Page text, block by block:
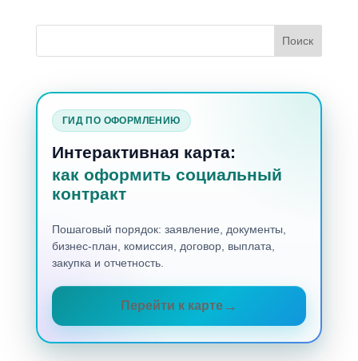
ГИД ПО ОФОРМЛЕНИЮ
Интерактивная карта:
как оформить социальный
контракт
Пошаговый порядок: заявление, документы,
бизнес-план, комиссия, договор, выплата,
закупка и отчетность.
Перейти к карте